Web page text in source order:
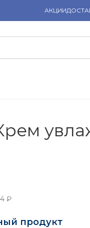
АКЦИИ
₽
продукт